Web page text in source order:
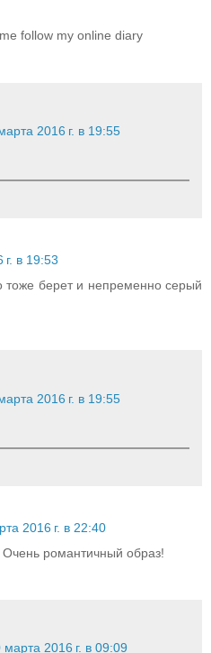
follow my online diary
2016 г. в 19:55
в 19:53
берет и непременно серый
2016 г. в 19:55
2016 г. в 22:40
романтичный образ!
марта 2016 г. в 09:09